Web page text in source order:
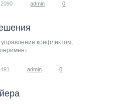
2090 admin 0
управление конфликтом,
491 admin 0